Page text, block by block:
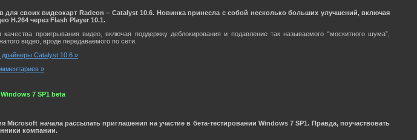
своих видеокарт Radeon – Catalyst 10.6. Новинка принесла с собой несколько больших улучшений, включая
H.264 через Flash Player 10.1.
проигрывания видео, включая поддержку деблокирования и подавление так называемого “москитного шума”,
видео, вроде передаваемого по сети.
драйверы Catalyst 10.6 »
»
7 SP1 beta
начала рассылать приглашения на участие в бета-тестировании Windows 7 SP1. Правда, поучаствовать
компании.